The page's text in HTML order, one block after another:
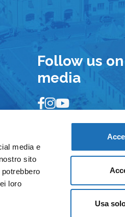
media e
sito
loro
Usa
Follow us
media